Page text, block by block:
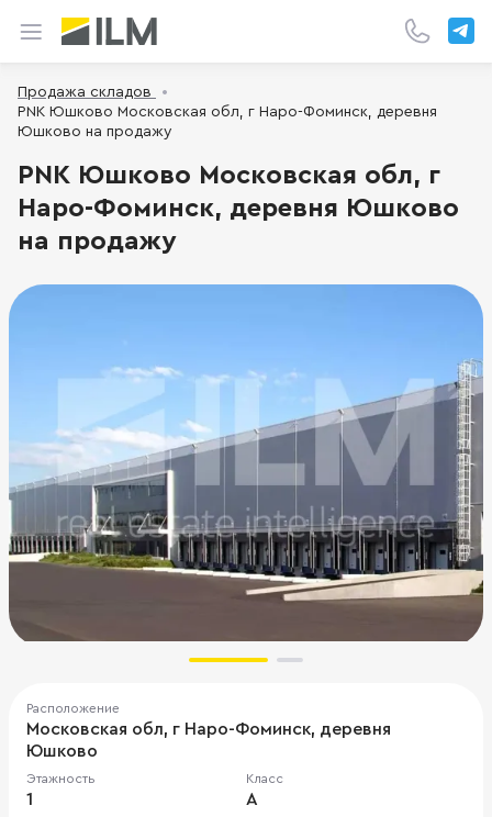
Продажа складов
PNK Юшково Московская обл, г Наро-Фоминск, деревня
Юшково на продажу
PNK Юшково Московская обл, г
Наро-Фоминск, деревня Юшково
на продажу
Расположение
Московская обл, г Наро-Фоминск, деревня
Юшково
Этажность
1
Класс
A